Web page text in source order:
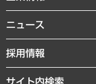
共生・ダイバーシティ
GRC（ガバナンス・リス
経済・産業・雇用・労働
経営用語集
受託・受注実績（官公庁関
MUFGビジネスセミナー
受託案件情報
私たちの想い
社長メッセージ
会社概要
ニュース
ニュースリリース
お知らせ
採用情報
サイト内検索